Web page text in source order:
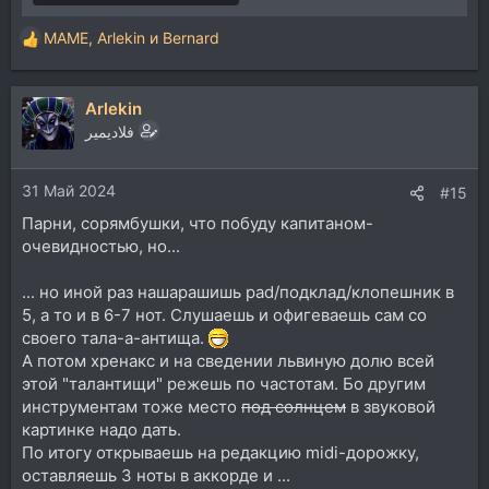
Р
е
а
к
ц
и
и
:
MAME, Arlekin и Bernard
Arlekin
فلاديمير
31 Май 2024 #15
Парни, сорямбушки, что побуду капитаном-
очевидностью, но...
... но иной раз нашарашишь pad/подклад/клопешник в
5, а то и в 6-7 нот. Слушаешь и офигеваешь сам со
своего тала-а-антища.
А потом хренакс и на сведении львиную долю всей
этой "талантищи" режешь по частотам. Бо другим
инструментам тоже место под солнцем в звуковой
картинке надо дать.
По итогу открываешь на редакцию midi-дорожку,
оставляешь 3 ноты в аккорде и ...